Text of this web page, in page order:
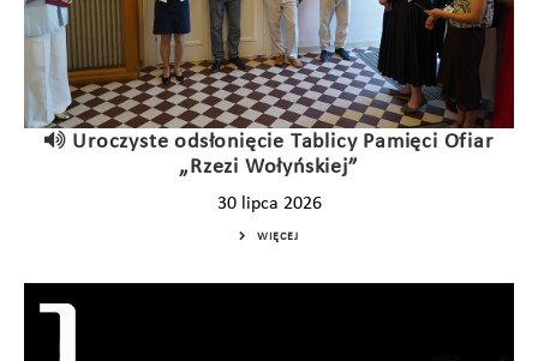
Uroczyste odsłonięcie Tablicy Pamięci Ofiar
„Rzezi Wołyńskiej”
30 lipca 2026
WIĘCEJ